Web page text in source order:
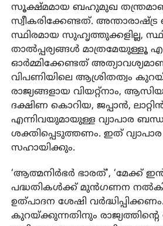
സൂക്ഷ്മമായ ബഹുമുഖ
സ്വീകരിക്കേണ്ടത്.
സ്ഥിരമായ സുഹൃത്തുക്കളില്ല,
താൽപ്പര്യങ്ങൾ മാത്രമേയുള്ളൂ
ഓർമ്മിക്കേണ്ടത്
വിപണിയിലെ ആശ്രിതത്വം
രാജ്യങ്ങളായ വിയറ്റ്നാം,
ദക്ഷിണ കൊറിയ, ജപ്പാൻ,
എന്നിവയുമായുള്ള വ്യാപാര
ശക്തിപ്പെടുത്തണം. ഇത്
സഹായിക്കും.
‘ആത്മനിർഭർ ഭാരത്’, ‘മേക്ക്
പദ്ധതികൾക്ക് മുൻഗണന
ഉത്പാദന ശേഷി
കുറയ്ക്കുന്നതിനും രാജ്യത്തിൻ്റെ